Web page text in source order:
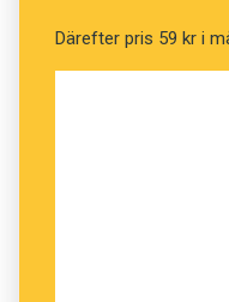
Därefter pris 59 kr i